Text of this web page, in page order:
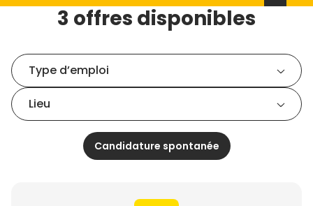
3 offres disponibles
Candidature spontanée